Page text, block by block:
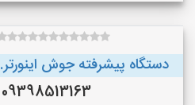
دستگاه پیشرفته جوش اینورتر.200 آمپر صبا.توان ابزار...
09398513163 (بجنورد )